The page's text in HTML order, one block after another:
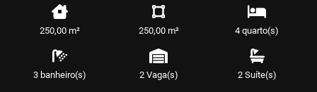
250,00 m² 250,00 m² 4 quarto(s)
3 banheiro(s) 2 Vaga(s) 2 Suíte(s)